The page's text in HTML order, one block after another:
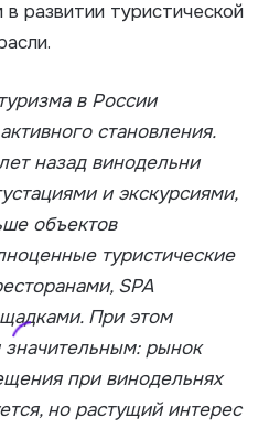
развитии туристической
в России
становления.
назад винодельни
и экскурсиями,
объектов
туристические
SPA
При этом
значительным: рынок
при винодельнях
но растущий интерес